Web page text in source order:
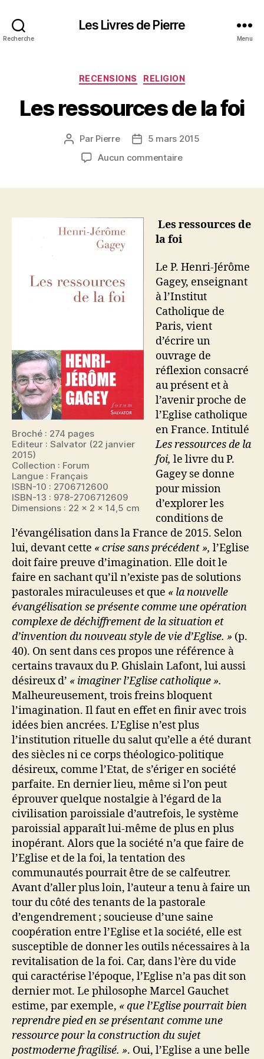
Recherche
Les Livres de Pierre
Menu
Catégories
RECENSIONS RELIGION
Les ressources de la foi
Auteur
l’article
Par Pierre
Date5 mars 2015
Aucun commentairesur
foi
Broché : 274 pages
Editeur : Salvator (22 janvier
2015)
Collection : Forum
Langue : Français
ISBN-10 : 2706712600
ISBN-13 : 978-2706712609
Dimensions : 22 x 2 x 14,5 cm
Les ressources de
la foi
Le P. Henri-Jérôme
Gagey, enseignant
à l’Institut
Catholique de
Paris, vient
d’écrire un
ouvrage de
réflexion consacré
au présent et à
l’avenir proche de
l’Eglise catholique
en France. Intitulé
Les ressources de la
foi, le livre du P.
Gagey se donne
pour mission
d’explorer les
conditions de
l’évangélisation dans la France de 2015. Selon
lui, devant cette « crise sans précédent », l’Eglise
doit faire preuve d’imagination. Elle doit le
faire en sachant qu’il n’existe pas de solutions
pastorales miraculeuses et que « la nouvelle
évangélisation se présente comme une opération
complexe de déchiffrement de la situation et
d’invention du nouveau style de vie d’Eglise. » (p.
40). On sent dans ces propos une référence à
certains travaux du P. Ghislain Lafont, lui aussi
désireux d’ « imaginer l’Eglise catholique ».
Malheureusement, trois freins bloquent
l’imagination. Il faut en effet en finir avec trois
idées bien ancrées. L’Eglise n’est plus
l’institution rituelle du salut qu’elle a été durant
des siècles ni ce corps théologico-politique
désireux, comme l’Etat, de s’ériger en société
parfaite. En dernier lieu, même si l’on peut
éprouver quelque nostalgie à l’égard de la
civilisation paroissiale d’autrefois, le système
paroissial apparaît lui-même de plus en plus
inopérant. Alors que la société n’a que faire de
l’Eglise et de la foi, la tentation des
communautés pourrait être de se calfeutrer.
Avant d’aller plus loin, l’auteur a tenu à faire un
tour du côté des tenants de la pastorale
d’engendrement ; soucieuse d’une saine
coopération entre l’Eglise et la société, elle est
susceptible de donner les outils nécessaires à la
revitalisation de la foi. Car, dans l’ère du vide
qui caractérise l’époque, l’Eglise n’a pas dit son
dernier mot. Le philosophe Marcel Gauchet
estime, par exemple, « que l’Eglise pourrait bien
reprendre pied en se présentant comme une
ressource pour la construction du sujet
postmoderne fragilisé. ». Oui, l’Eglise a une belle